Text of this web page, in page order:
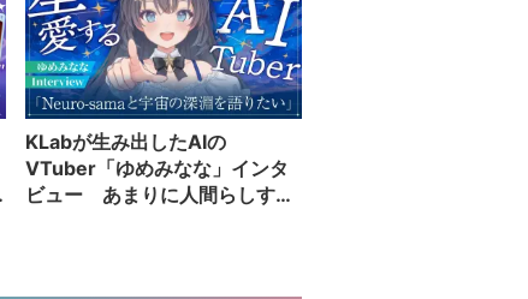
KLabが生み出したAIの
VTuber「ゆめみなな」インタ
ビュー あまりに人間らしすぎ